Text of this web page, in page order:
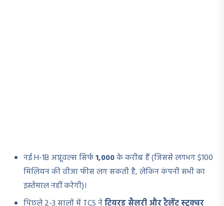
नई H-1B अप्रूवल्स सिर्फ1,000के करीब हैं (जिससे लगभग $100
मिलियन की वीजा फीस लग सकती है, लेकिन कंपनी सभी का
इस्तेमाल नहीं करेगी)।